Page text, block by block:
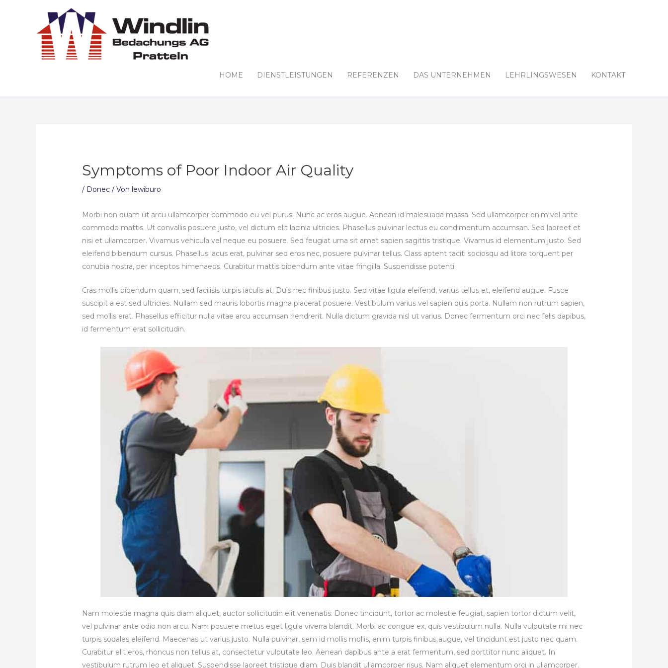
HOME DIENSTLEISTUNGEN REFERENZEN DAS UNTERNEHMEN LEHRLINGSWESEN KONTAKT
Symptoms of Poor Indoor Air Quality
/ Donec / Von lewiburo
Morbi non quam ut arcu ullamcorper commodo eu vel purus. Nunc ac eros augue. Aenean id malesuada massa. Sed ullamcorper enim vel ante
commodo mattis. Ut convallis posuere justo, vel dictum elit lacinia ultricies. Phasellus pulvinar lectus eu condimentum accumsan. Sed laoreet et
nisi et ullamcorper. Vivamus vehicula vel neque eu posuere. Sed feugiat urna sit amet sapien sagittis tristique. Vivamus id elementum justo. Sed
eleifend bibendum cursus. Phasellus lacus erat, pulvinar sed eros nec, posuere pulvinar tellus. Class aptent taciti sociosqu ad litora torquent per
conubia nostra, per inceptos himenaeos. Curabitur mattis bibendum ante vitae fringilla. Suspendisse potenti.
Cras mollis bibendum quam, sed facilisis turpis iaculis at. Duis nec finibus justo. Sed vitae ligula eleifend, varius tellus et, eleifend augue. Fusce
suscipit a est sed ultricies. Nullam sed mauris lobortis magna placerat posuere. Vestibulum varius vel sapien quis porta. Nullam non rutrum sapien,
sed mollis erat. Phasellus efficitur nulla vitae arcu accumsan hendrerit. Nulla dictum gravida nisl ut varius. Donec fermentum orci nec felis dapibus,
id fermentum erat sollicitudin.
Nam molestie magna quis diam aliquet, auctor sollicitudin elit venenatis. Donec tincidunt, tortor ac molestie feugiat, sapien tortor dictum velit,
vel pulvinar ante odio non arcu. Nam posuere metus eget ligula viverra blandit. Morbi ac congue ex, quis vestibulum nulla. Nulla vulputate mi nec
turpis sodales eleifend. Maecenas ut varius justo. Nulla pulvinar, sem id mollis mollis, enim turpis finibus augue, vel tincidunt est justo nec quam.
Curabitur elit eros, rhoncus non tellus at, consectetur vulputate leo. Aenean dapibus ante a erat fermentum, sed porttitor nunc aliquet. In
vestibulum rutrum leo et aliquet. Suspendisse laoreet tristique diam. Duis blandit ullamcorper risus. Nam aliquet elementum orci in ullamcorper.